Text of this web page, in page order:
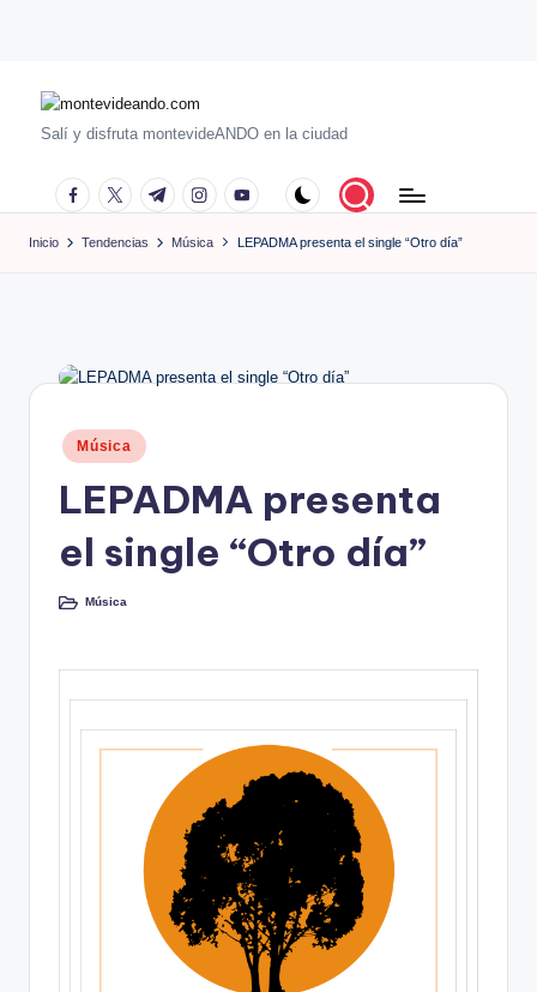
contenido
m
n
t
d
Salí y disfruta montevideANDO en la ciudad
facebook.com
twitter.com
t.me instagram.com
youtube.com
Inicio Tendencias Música LEPADMA presenta el single “Otro día”
Publicado
en
Música
LEPADMA presenta
el single “Otro día”
Publicado
Música